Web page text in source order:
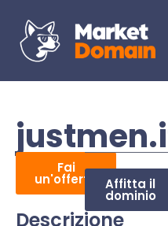
Fai
un'offerta Affitta il
dominio
Descrizione